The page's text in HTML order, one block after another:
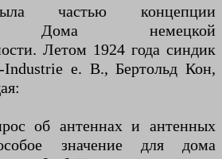
частью концепции
Дома немецкой
Летом 1924 года синдик
Industrie e. В., Бертольд Кон,
об антеннах и антенных
значение для дома